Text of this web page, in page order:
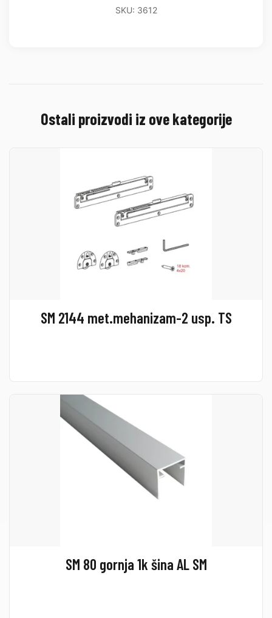
SKU: 3612
Ostali proizvodi iz ove kategorije
SM 2144 met.mehanizam-2 usp. TS
SM 80 gornja 1k šina AL SM